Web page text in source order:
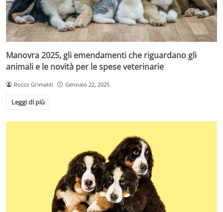
Manovra 2025, gli emendamenti che riguardano gli
animali e le novità per le spese veterinarie
Rocco Grimaldi Gennaio 22, 2025
Leggi di più